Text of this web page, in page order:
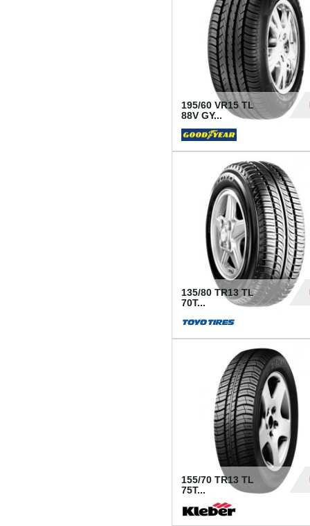
195/60 VR15 TL
88V GY...
135/80 TR13 TL
70T...
155/70 TR13 TL
75T...